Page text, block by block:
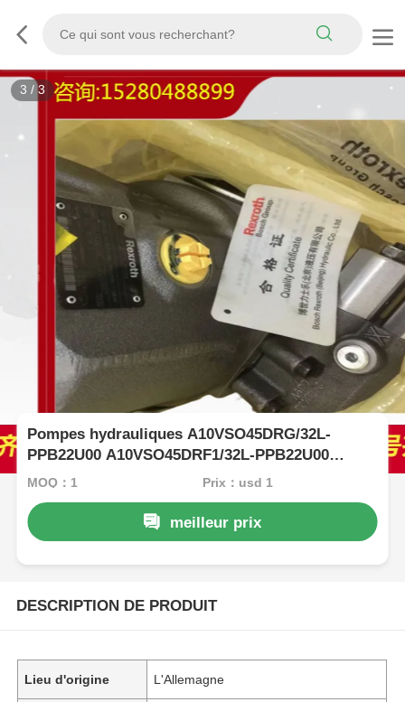
3 / 3
Pompes hydrauliques A10VSO45DRG/32L-
PPB22U00 A10VSO45DRF1/32L-PPB22U00
Rexroth
MOQ：1 Prix：usd 1
meilleur prix
DESCRIPTION DE PRODUIT
Lieu d'origine L'Allemagne